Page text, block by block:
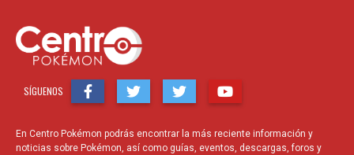
SÍGUENOS
En Centro Pokémon podrás encontrar la más reciente información y
noticias sobre Pokémon, así como guías, eventos, descargas, foros y